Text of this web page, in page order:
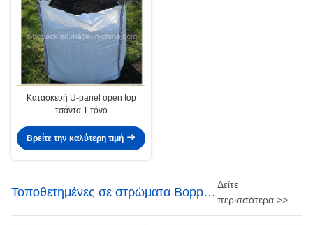
Κατασκευή U-panel open top
τσάντα 1 τόνο
Βρείτε την καλύτερη τιμή
Τοποθετημένες σε στρώματα Bopp
τσάντες
Δείτε
περισσότερα >>